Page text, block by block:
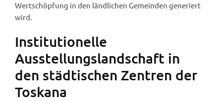
Wertschöpfung in den ländlichen Gemeinden generiert
wird.
Institutionelle
Ausstellungslandschaft in
den städtischen Zentren der
Toskana